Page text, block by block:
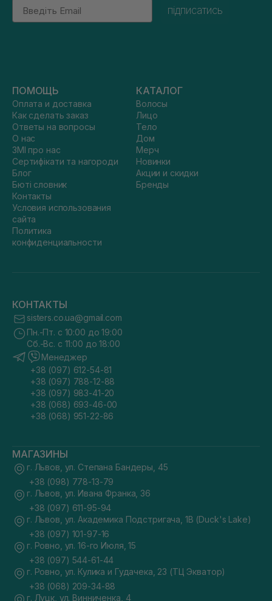
Email
підписатись
ПОМОЩЬ
Оплата и доставка
Как сделать заказ
Ответы на вопросы
О нас
ЗМІ про нас
Сертифікати та нагороди
Блог
Бюті словник
Контакты
Условия использования
сайта
Политика
конфиденциальности
КАТАЛОГ
Волосы
Лицо
Тело
Дом
Мерч
Новинки
Акции и скидки
Бренды
КОНТАКТЫ
sisters.co.ua@gmail.com
Пн.-Пт. с 10:00 до 19:00
Сб.-Вс. с 11:00 до 18:00
Менеджер
+38 (097) 612-54-81
+38 (097) 788-12-88
+38 (097) 983-41-20
+38 (068) 693-46-00
+38 (068) 951-22-86
МАГАЗИНЫ
г. Львов, ул. Степана Бандеры, 45
+38 (098) 778-13-79
г. Львов, ул. Ивана Франка, 36
+38 (097) 611-95-94
г. Львов, ул. Академика Подстригача, 1В (Duck's Lake)
+38 (097) 101-97-16
г. Ровно, ул. 16-го Июля, 15
+38 (097) 544-61-44
г. Ровно, ул. Кулика и Гудачека, 23 (ТЦ Экватор)
+38 (068) 209-34-88
г. Луцк, ул. Винниченка, 4